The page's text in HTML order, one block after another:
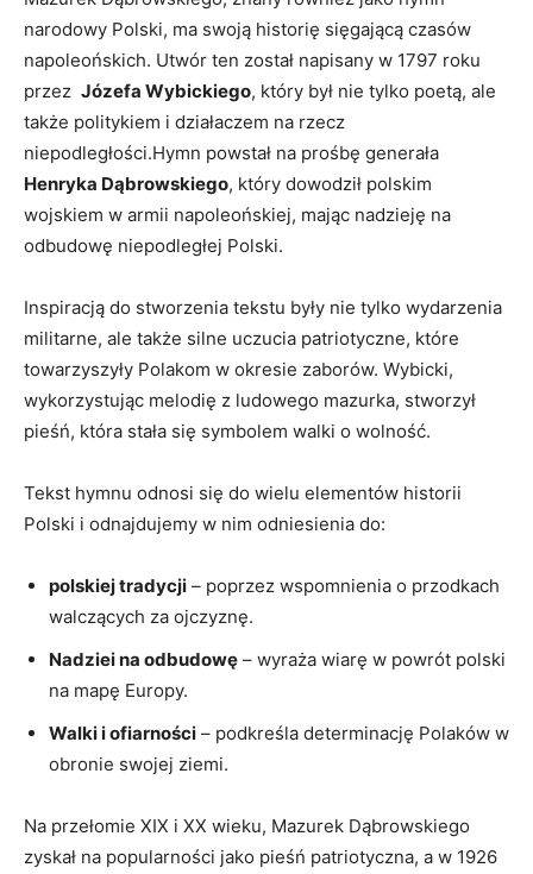
narodowy Polski, ma swoją historię sięgającą czasów
napoleońskich. ‌Utwór‍ ten został napisany w 1797 roku
⁣przez ⁣ Józefa Wybickiego,⁣ który był​ nie tylko‌ poetą, ale
także politykiem i działaczem na rzecz
niepodległości.Hymn powstał na prośbę generała
Henryka ‌Dąbrowskiego, który dowodził polskim⁣
wojskiem w armii napoleońskiej, mając ⁣nadzieję na
odbudowę niepodległej Polski.
Inspiracją do stworzenia tekstu były nie tylko wydarzenia
militarne, ale także silne uczucia patriotyczne, ⁤które
towarzyszyły Polakom⁤ w ⁣okresie zaborów. Wybicki,
wykorzystując melodię z ludowego⁢ mazurka, stworzył
pieśń, która stała się ⁤symbolem​ walki o wolność.
Tekst hymnu ⁢odnosi się do ⁣wielu elementów historii
Polski i odnajdujemy w nim odniesienia do:
polskiej tradycji – poprzez ⁣wspomnienia ⁤o przodkach
walczących za ojczyznę.
Nadziei na odbudowę – wyraża wiarę​ w powrót polski‌
na ⁣mapę Europy.
Walki i ofiarności – ⁤podkreśla determinację Polaków w
obronie swojej​ ziemi.
Na przełomie XIX i XX wieku, Mazurek Dąbrowskiego
zyskał na popularności jako pieśń⁣ patriotyczna, a w 1926